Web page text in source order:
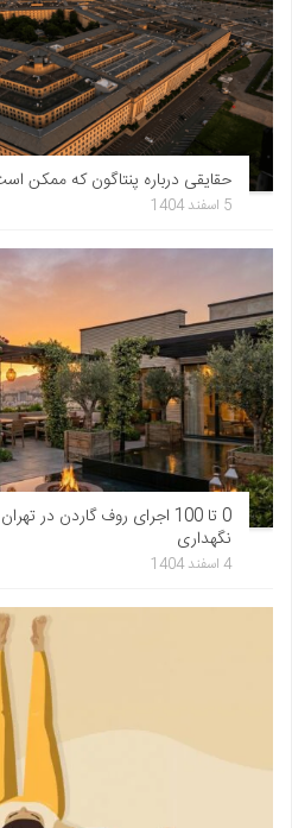
حقایقی درباره پنتاگون که ممکن
5 اسفند 1404
0 تا 100 اجرای روف گاردن در
نگهداری
4 اسفند 1404